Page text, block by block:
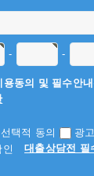
- -
용동의 및 필수안
선택적 동의
광
대출상담전 필